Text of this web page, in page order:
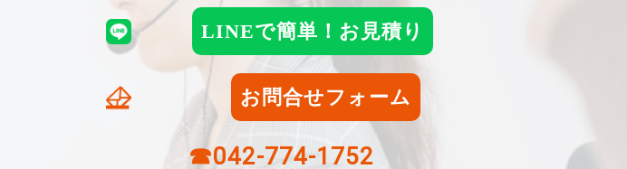
LINEで簡単！お見積り
お問合せフォーム
☎042-774-1752